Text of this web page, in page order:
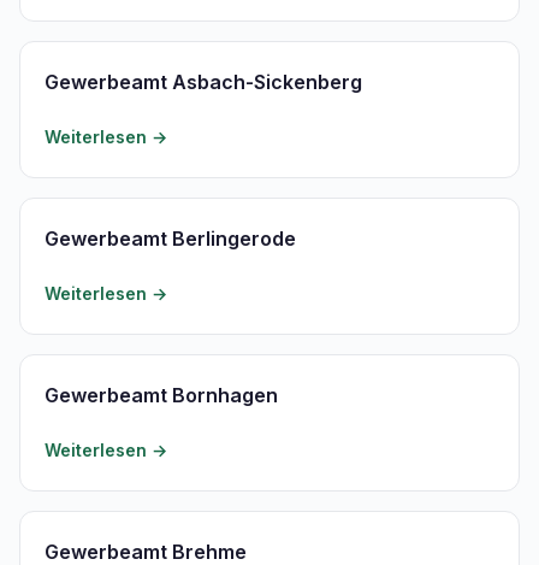
Gewerbeamt Asbach-Sickenberg
Weiterlesen →
Gewerbeamt Berlingerode
Weiterlesen →
Gewerbeamt Bornhagen
Weiterlesen →
Gewerbeamt Brehme